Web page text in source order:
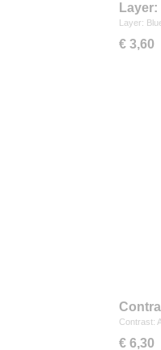
Layer:
€ 3,60
Contrast:
€ 6,30